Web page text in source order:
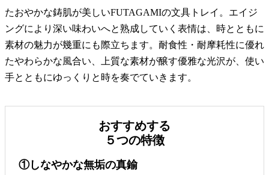
たおやかな鋳肌が美しいFUTAGAMIの文具トレイ。エイジ
ングにより深い味わいへと熟成していく表情は、時とともに
素材の魅力が幾重にも際立ちます。耐食性・耐摩耗性に優れ
たやわらかな風合い、上質な素材が醸す優雅な光沢が、使い
手とともにゆっくりと時を奏でていきます。
おすすめする
５つの特徴
①しなやかな無垢の真鍮